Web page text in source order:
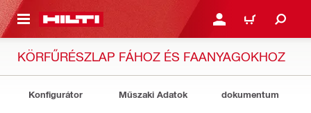
TARTALOMRA BEJELENTKEZÉS VAGY
KOSÁR
KÖRFŰRÉSZLAP FÁHOZ ÉS FAANYAGOKHOZ
Konfigurátor Műszaki Adatok dokumentum